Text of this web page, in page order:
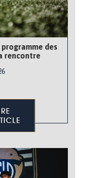
programme des
rencontre